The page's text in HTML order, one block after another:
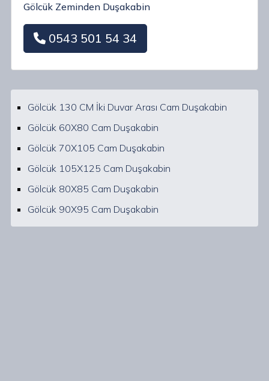
Gölcük Zeminden Duşakabin
0543 501 54 34
Gölcük 130 CM İki Duvar Arası Cam Duşakabin
Gölcük 60X80 Cam Duşakabin
Gölcük 70X105 Cam Duşakabin
Gölcük 105X125 Cam Duşakabin
Gölcük 80X85 Cam Duşakabin
Gölcük 90X95 Cam Duşakabin